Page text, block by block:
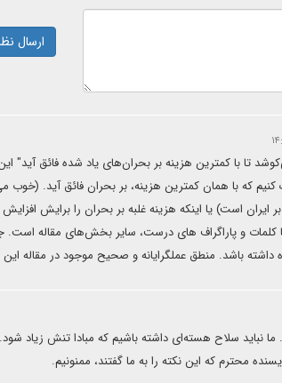
ارسال
تا با کمترین هزینه بر بحران‌های یاد شده فائق
کنیم که با همان کمترین هزینه، بر بحران فائق آید. (خوب
بر ایران است) یا اینکه هزینه غلبه بر بحران را برایش
و پاراگراف های درست، سایر بخش‌های مقاله است.
باشد. منطق عملگرایانه و صحیح موجود در مقاله این
نباید سلاح هسته‌ای داشته باشیم که مبادا تنش زیاد
محترم که این نکته را به ما گفتند، ممنونیم.